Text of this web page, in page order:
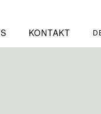
KONTAKT